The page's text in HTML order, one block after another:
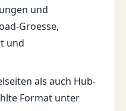
und
Groesse,
und
als auch Hub-
Format unter